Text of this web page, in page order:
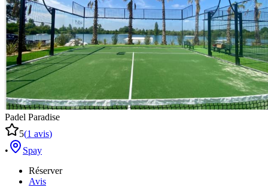
Padel Paradise
5(1 avis)
•
Spay
Réserver
Avis